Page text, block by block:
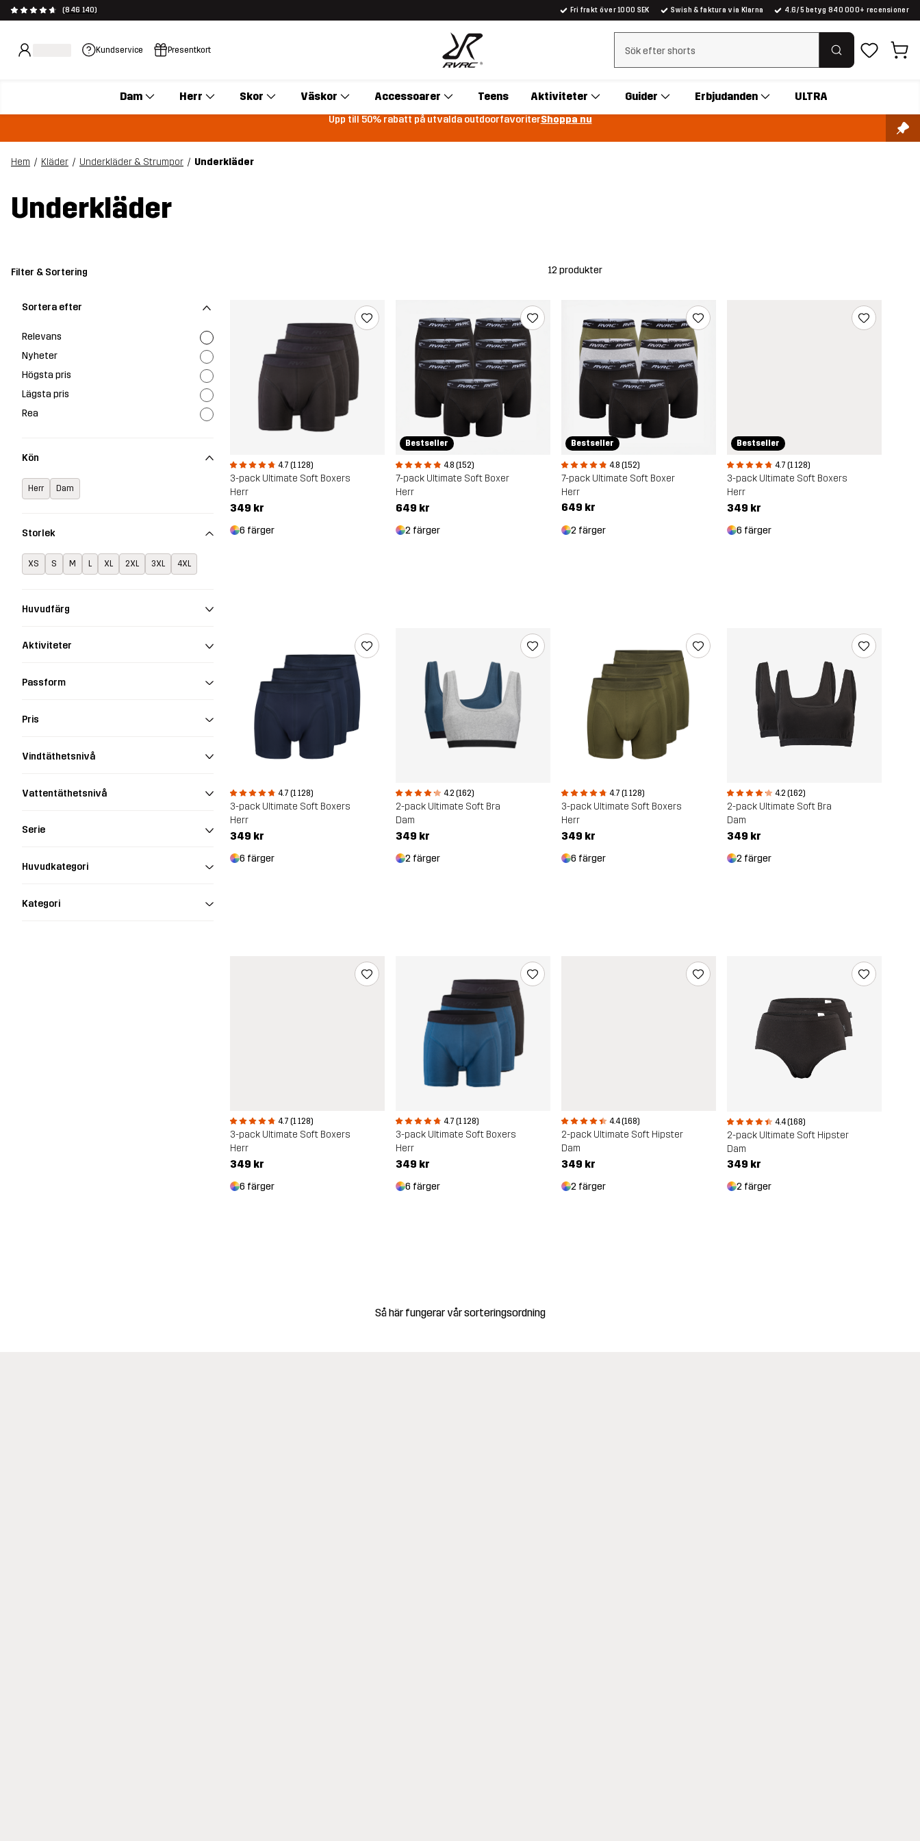
(846 140) Fri frakt över 1000 SEK Swish & faktura via Klarna 4.6/5 betyg 840 000+ recensioner
Kundservice Presentkort Rensa sök
Dam Herr Skor Väskor Accessoarer Teens Aktiviteter Guider Erbjudanden ULTRA
Upp till 50% rabatt på utvalda outdoorfavoriterShoppa nu
Hem Kläder Underkläder & Strumpor Underkläder
Underkläder
12 produkter
Filter & Sortering
Sortera efter
Relevans
Nyheter
Högsta pris
Lägsta pris
Rea
Kön
Herr Dam
Storlek
XS S M L XL 2XL 3XL 4XL
Huvudfärg
Aktiviteter
Passform
Pris
Vindtäthetsnivå
Vattentäthetsnivå
Serie
Huvudkategori
Kategori
4.7 (1 128)
3-pack Ultimate Soft Boxers
Herr
349 kr
6 färger
Bestseller
4.8 (152)
7-pack Ultimate Soft Boxer
Herr
649 kr
2 färger
Bestseller
4.8 (152)
7-pack Ultimate Soft Boxer
Herr
649 kr
2 färger
Bestseller
4.7 (1 128)
3-pack Ultimate Soft Boxers
Herr
349 kr
6 färger
4.7 (1 128)
3-pack Ultimate Soft Boxers
Herr
349 kr
6 färger
4.2 (162)
2-pack Ultimate Soft Bra
Dam
349 kr
2 färger
4.7 (1 128)
3-pack Ultimate Soft Boxers
Herr
349 kr
6 färger
4.2 (162)
2-pack Ultimate Soft Bra
Dam
349 kr
2 färger
4.7 (1 128)
3-pack Ultimate Soft Boxers
Herr
349 kr
6 färger
4.7 (1 128)
3-pack Ultimate Soft Boxers
Herr
349 kr
6 färger
4.4 (168)
2-pack Ultimate Soft Hipster
Dam
349 kr
2 färger
4.4 (168)
2-pack Ultimate Soft Hipster
Dam
349 kr
2 färger
Så här fungerar vår sorteringsordning